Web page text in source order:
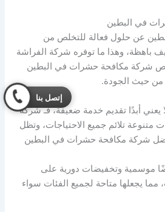
في البطين
عن حلول فعالة للتخلص من
باهظة، وهذا ما توفره شركة الفراشة
شركة مكافحة حشرات في البطين
من حيث الجودة.
أبدًا تقديم خدمة ضعيفة، فـ شركة
متنوعة تلائم جميع الاحتياجات، وتظل
شركة مكافحة حشرات في البطين
موسمية وتخفيضات دورية على
يجعلها متاحة لجميع الفئات سواء
إتصل بنا